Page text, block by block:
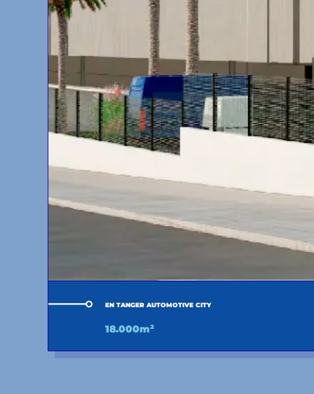
EN TANGER AUTOMOTIVE CITY
18.000m²